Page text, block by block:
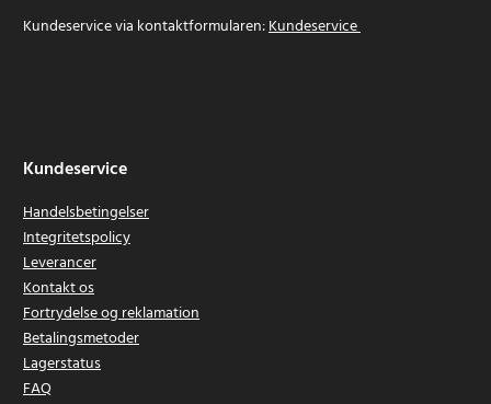
Kundeservice via kontaktformularen:Kundeservice
Kundeservice
Handelsbetingelser
Integritetspolicy
Leverancer
Kontakt os
Fortrydelse og reklamation
Betalingsmetoder
Lagerstatus
FAQ